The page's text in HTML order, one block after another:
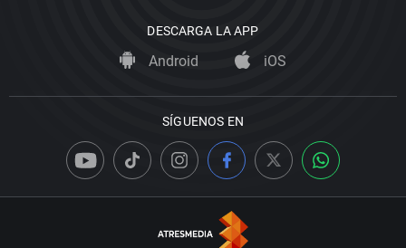
DESCARGA LA APP
Android iOS
SÍGUENOS EN